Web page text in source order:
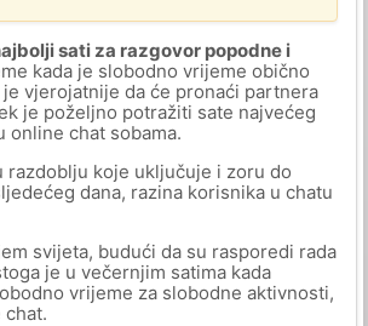
sati za razgovor popodne i
kada je slobodno vrijeme obično
vjerojatnije da će pronaći partnera
je poželjno potražiti sate najvećeg
online chat sobama.
razdoblju koje uključuje i zoru do
dana, razina korisnika u chatu
svijeta, budući da su rasporedi rada
je u večernjim satima kada
vrijeme za slobodne aktivnosti,
chat.